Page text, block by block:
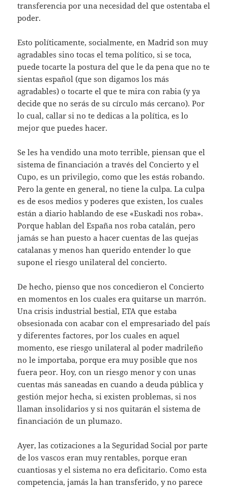
transferencia por una necesidad del que ostentaba el
poder.
Esto políticamente, socialmente, en Madrid son muy
agradables sino tocas el tema político, si se toca,
puede tocarte la postura del que le da pena que no te
sientas español (que son digamos los más
agradables) o tocarte el que te mira con rabia (y ya
decide que no serás de su círculo más cercano). Por
lo cual, callar si no te dedicas a la política, es lo
mejor que puedes hacer.
Se les ha vendido una moto terrible, piensan que el
sistema de financiación a través del Concierto y el
Cupo, es un privilegio, como que les estás robando.
Pero la gente en general, no tiene la culpa. La culpa
es de esos medios y poderes que existen, los cuales
están a diario hablando de ese «Euskadi nos roba».
Porque hablan del España nos roba catalán, pero
jamás se han puesto a hacer cuentas de las quejas
catalanas y menos han querido entender lo que
supone el riesgo unilateral del concierto.
De hecho, pienso que nos concedieron el Concierto
en momentos en los cuales era quitarse un marrón.
Una crisis industrial bestial, ETA que estaba
obsesionada con acabar con el empresariado del país
y diferentes factores, por los cuales en aquel
momento, ese riesgo unilateral al poder madrileño
no le importaba, porque era muy posible que nos
fuera peor. Hoy, con un riesgo menor y con unas
cuentas más saneadas en cuando a deuda pública y
gestión mejor hecha, si existen problemas, si nos
llaman insolidarios y si nos quitarán el sistema de
financiación de un plumazo.
Ayer, las cotizaciones a la Seguridad Social por parte
de los vascos eran muy rentables, porque eran
cuantiosas y el sistema no era deficitario. Como esta
competencia, jamás la han transferido, y no parece